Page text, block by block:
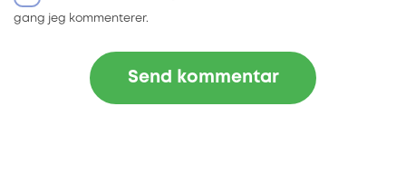
gang jeg kommenterer.